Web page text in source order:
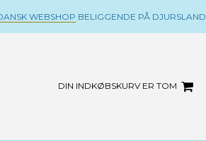
WEBSHOP BELIGGENDE PÅ DJURSLAND
DIN INDKØBSKURV ER TOM